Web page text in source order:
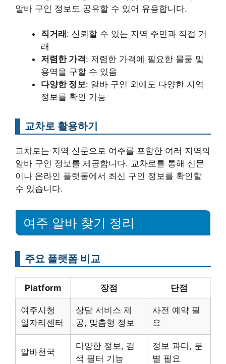
알바 구인 정보도 공유할 수 있어 유용합니다.
직거래 : 신뢰할 수 있는 지역 주민과 직접 거
래
저렴한 가격: 저렴한 가격에 필요한 물품 및
용역을 구할 수 있음
다양한 정보: 알바 구인 외에도 다양한 지역
정보를 확인 가능
교차로 활용하기
교차로는 지역 신문으로 여주를 포함한 여러 지역의
알바 구인 정보를 제공합니다. 교차로를 통해 신문
이나 온라인 플랫폼에서 최신 구인 정보를 확인할
수 있습니다.
여주 알바 찾기 정리
주요 플랫폼 비교
Platform 장점 단점
여주시청
일자리센터
상담 서비스 제
공, 맞춤형 정보
사전 예약 필
요
알바천국
다양한 정보, 검
색 필터 기능
정보 과다, 분
별 필요